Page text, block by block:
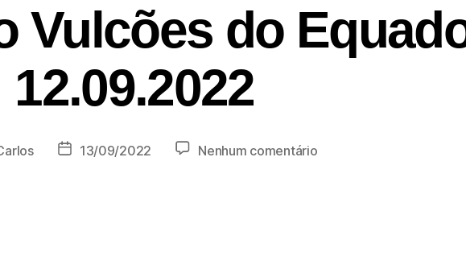
Vulcões do
12.09.2022
13/09/2022 Nenhum comentário